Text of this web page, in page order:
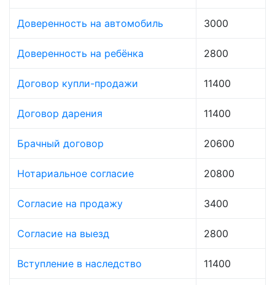
Доверенность на автомобиль 3000
Доверенность на ребёнка 2800
Договор купли-продажи 11400
Договор дарения 11400
Брачный договор 20600
Нотариальное согласие 20800
Согласие на продажу 3400
Согласие на выезд 2800
Вступление в наследство 11400